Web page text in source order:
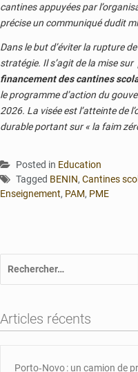
cantines appuyées par
précise un communiqué dudit
Dans le but d’éviter la rupture
stratégie. Il s’agit de la mise
financement des cantines
le programme d’action du
2026. La visée est l’atteinte de
durable portant sur « la faim
Posted in Education
Tagged BENIN, Cantines
Enseignement, PAM, PME
Articles récents
Porto‑Novo : un camion de